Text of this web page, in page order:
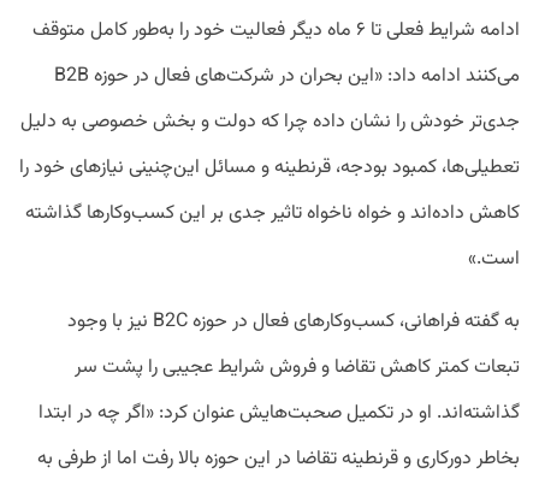
ادامه شرایط فعلی تا ۶ ماه دیگر فعالیت خود را به‌طور کامل متوقف
می‌کنند ادامه داد: «این بحران در شرکت‌های فعال در حوزه B2B
جدی‌تر خودش را نشان داده چرا که دولت و بخش خصوصی به دلیل
تعطیلی‌ها، کمبود بودجه، قرنطینه و مسائل این‌چنینی نیاز‌های خود را
کاهش داده‌اند و خواه ناخواه تاثیر جدی بر این کسب‌وکار‌ها گذاشته‌
است.»
به گفته فراهانی، کسب‌وکار‌های فعال در حوزه B2C نیز با وجود
تبعات کمتر کاهش تقاضا و فروش شرایط عجیبی را پشت سر
گذاشته‌اند. او در تکمیل صحبت‌هایش عنوان کرد: «اگر چه در ابتدا
بخاطر دورکاری و قرنطینه تقاضا در این حوزه بالا رفت اما از طرفی به